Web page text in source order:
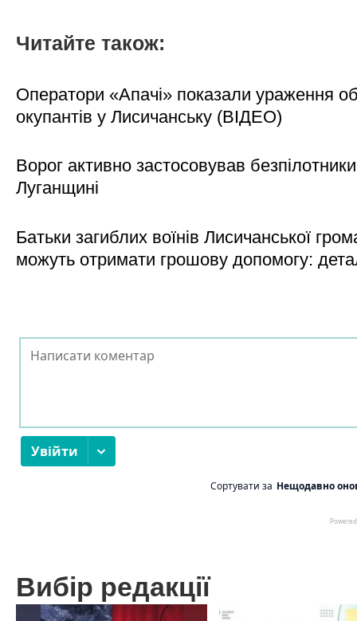
Читайте також:
Оператори «Апачі» показали ураження
окупантів у Лисичанську (ВІДЕО)
Ворог активно застосовував
Луганщині
Батьки загиблих воїнів Лисичанської
можуть отримати грошову допомогу:
Вибір редакції